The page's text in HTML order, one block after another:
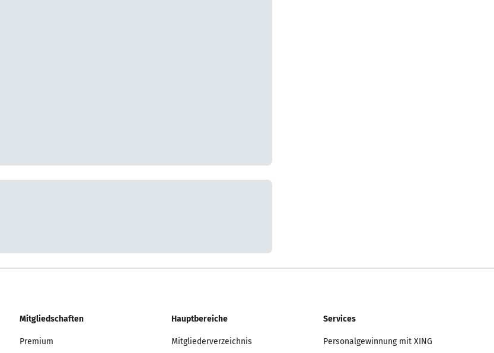
Mitgliedschaften
Premium
Hauptbereiche
Mitgliederverzeichnis
Services
Personalgewinnung mit XING